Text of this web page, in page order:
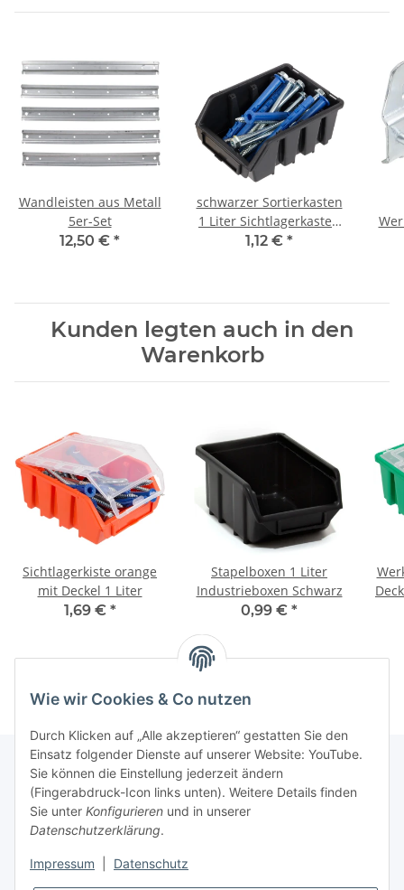
Wandleisten aus Metall
5er-Set
12,50 € *
schwarzer Sortierkasten
1 Liter Sichtlagerkasten
Größe 1 mit Wandlasche
1,12 € *
Kunden legten auch in den
Warenkorb
Sichtlagerkiste orange
mit Deckel 1 Liter
1,69 € *
Stapelboxen 1 Liter
Industrieboxen Schwarz
0,99 € *
Kundenservice
Wie wir Cookies & Co nutzen
Durch Klicken auf „Alle akzeptieren“ gestatten Sie den
Einsatz folgender Dienste auf unserer Website: YouTube.
Sie können die Einstellung jederzeit ändern
(Fingerabdruck-Icon links unten). Weitere Details finden
Sie unter Konfigurieren und in unserer
Datenschutzerklärung.
Impressum Datenschutz